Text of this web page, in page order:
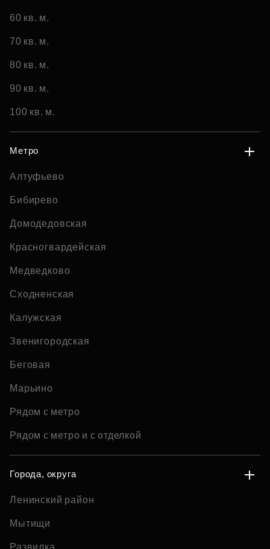
60 кв. м.
70 кв. м.
80 кв. м.
90 кв. м.
100 кв. м.
Метро
Алтуфьево
Бибирево
Домодедовская
Красногвардейская
Медведково
Сходненская
Калужская
Звенигородская
Беговая
Марьино
Рядом с метро
Рядом с метро и с отделкой
Города, округа
Ленинский район
Мытищи
Развилка